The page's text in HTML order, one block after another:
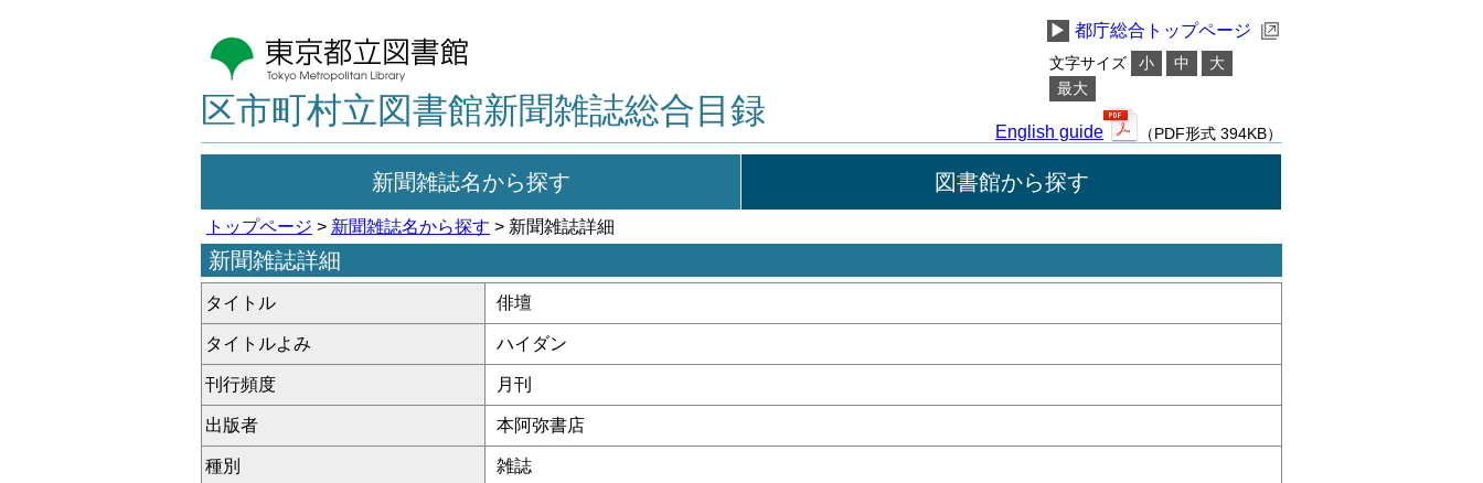
区市町村立図書館新聞雑誌総合目録
▶ 都庁総合トップページ
文字サイズ 小 中
大
最大
English guide （PDF形式 394KB）
新聞雑誌名から探す 図書館から探す
トップページ > 新聞雑誌名から探す > 新聞雑誌詳細
新聞雑誌詳細
タイトル 俳壇
タイトルよみ ハイダン
刊行頻度 月刊
出版者 本阿弥書店
種別 雑誌